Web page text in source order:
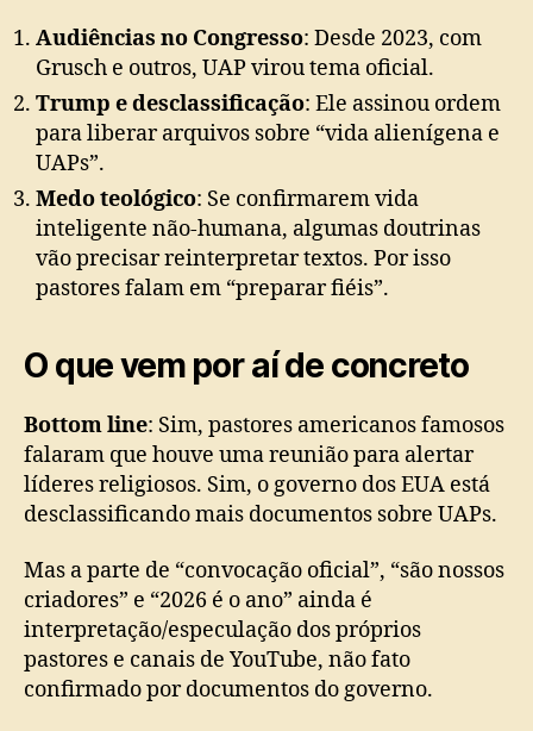
Audiências no Congresso: Desde 2023, com
Grusch e outros, UAP virou tema oficial.
Trump e desclassificação: Ele assinou ordem
para liberar arquivos sobre “vida alienígena e
UAPs”.
Medo teológico: Se confirmarem vida
inteligente não-humana, algumas doutrinas
vão precisar reinterpretar textos. Por isso
pastores falam em “preparar fiéis”.
O que vem por aí de concreto
Bottom line: Sim, pastores americanos famosos
falaram que houve uma reunião para alertar
líderes religiosos. Sim, o governo dos EUA está
desclassificando mais documentos sobre UAPs.
Mas a parte de “convocação oficial”, “são nossos
criadores” e “2026 é o ano” ainda é
interpretação/especulação dos próprios
pastores e canais de YouTube, não fato
confirmado por documentos do governo.